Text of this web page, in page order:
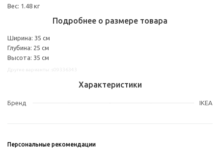
Вес: 1.48 кг
Подробнее о размере товара
Ширина: 35 см
Глубина: 25 см
Высота: 35 см
Характеристики
Бренд IKEA
Персональные рекомендации